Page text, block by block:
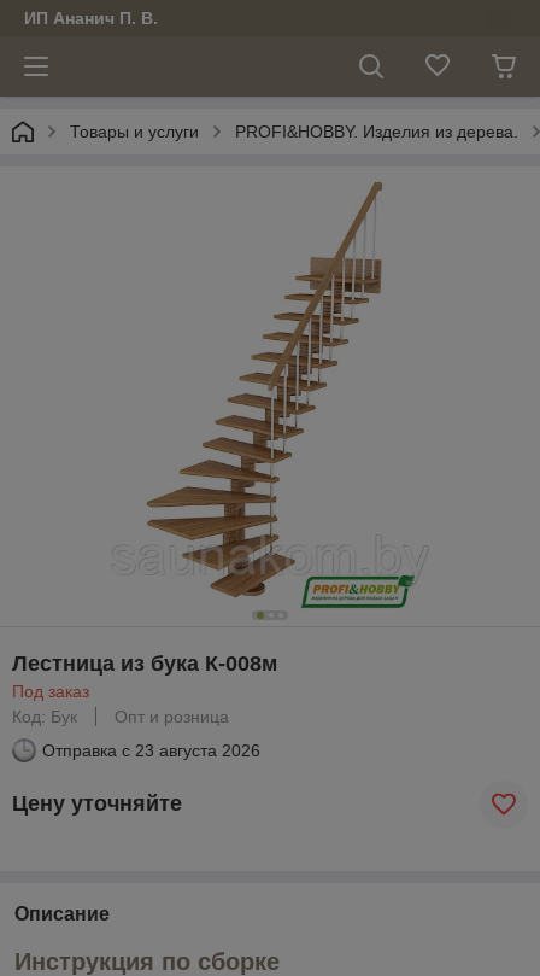
ИП Ананич П. В.
Товары и услуги PROFI&HOBBY. Изделия из дерева.
Лестница из бука К-008м
Под заказ
Код: Бук
Опт и розница
Отправка с 23 августа 2026
Цену уточняйте
Описание
Инструкция по сборке